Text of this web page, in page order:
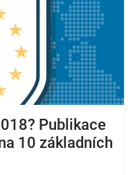
Publikace
10 základních